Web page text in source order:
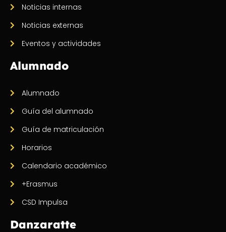
Noticias internas
Noticias externas
Eventos y actividades
Alumnado
Alumnado
Guía del alumnado
Guía de matriculación
Horarios
Calendario académico
+Erasmus
CSD Impulsa
Danzaratte